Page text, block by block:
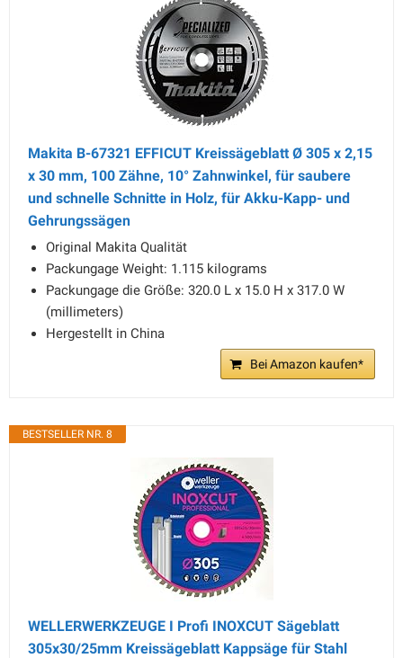
Makita B-67321 EFFICUT Kreissägeblatt Ø 305 x 2,15
x 30 mm, 100 Zähne, 10° Zahnwinkel, für saubere
und schnelle Schnitte in Holz, für Akku-Kapp- und
Gehrungssägen
Original Makita Qualität
Packungage Weight: 1.115 kilograms
Packungage die Größe: 320.0 L x 15.0 H x 317.0 W
(millimeters)
Hergestellt in China
Bei Amazon kaufen*
BESTSELLER NR. 8
WELLERWERKZEUGE I Profi INOXCUT Sägeblatt
305x30/25mm Kreissägeblatt Kappsäge für Stahl